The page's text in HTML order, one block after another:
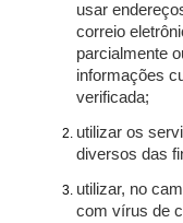
usar
correio
parcialmente
informações
verificada;
utilizar os
diversos das
utilizar, no
com vírus de